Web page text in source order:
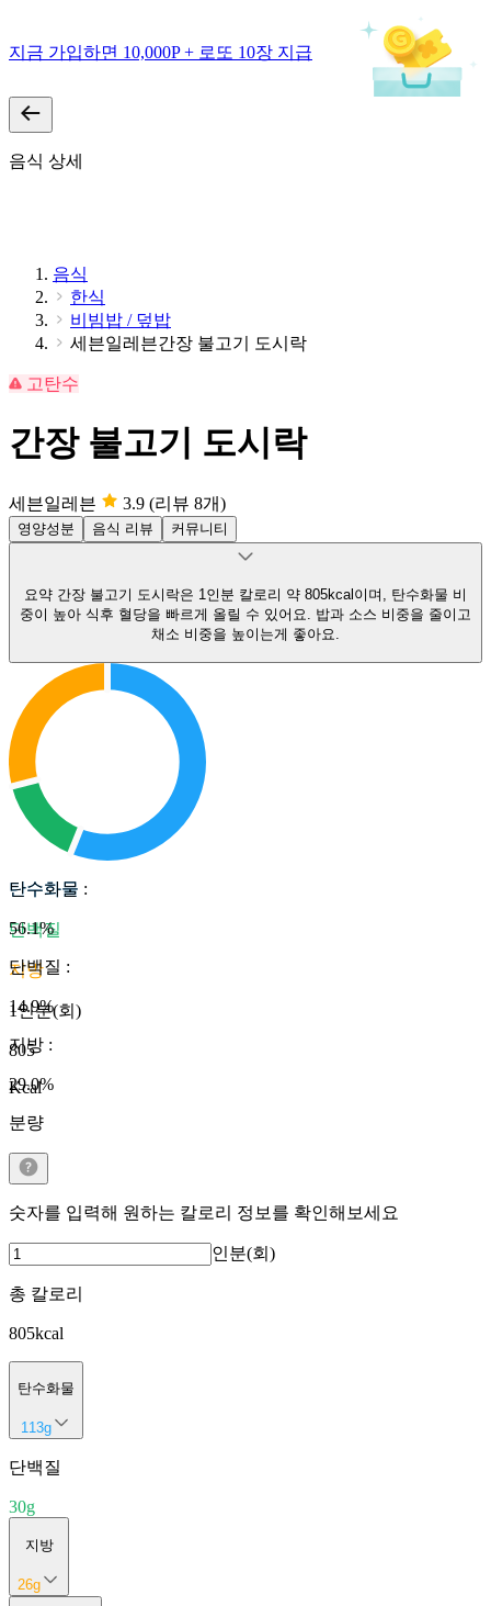
지금 가입하면 10,000P + 로또 10장 지급
음식 상세
음식
한식
비빔밥 / 덮밥
세븐일레븐간장 불고기 도시락
고탄수
간장 불고기 도시락
세븐일레븐 3.9 (리뷰 8개)
영양성분 음식 리뷰 커뮤니티
요약 간장 불고기 도시락은 1인분 칼로리 약 805kcal이며, 탄수화물 비
중이 높아 식후 혈당을 빠르게 올릴 수 있어요. 밥과 소스 비중을 줄이고
채소 비중을 높이는게 좋아요.
탄수화물
단백질
지방
1인분(회)
805
Kcal
탄수화물 :
56.1%
단백질 :
14.9%
지방 :
29.0%
분량
숫자를 입력해 원하는 칼로리 정보를 확인해보세요
인분(회)
총 칼로리
805kcal
탄수화물
113g
단백질
30g
지방
26g